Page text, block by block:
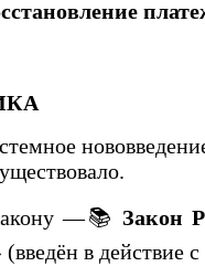
—📚 Закон
(введён в действие